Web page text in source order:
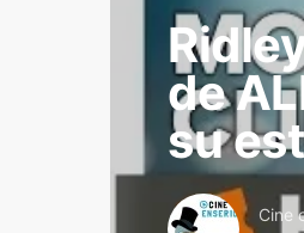
de
su
Cine